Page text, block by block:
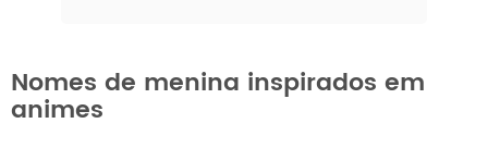
Nomes de menina inspirados em
animes